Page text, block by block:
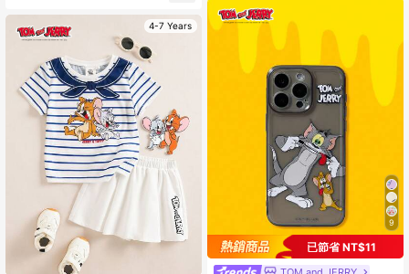
4-7 Years
9
已節省 NT$11